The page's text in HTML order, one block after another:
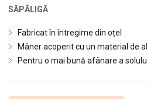
SĂPĂLIGĂ
Fabricat în întregime din oțel
Mâner acoperit cu un material de
Pentru o mai bună afânare a